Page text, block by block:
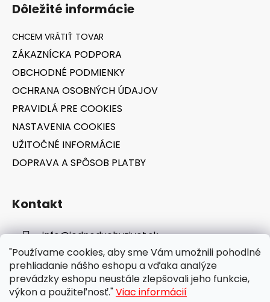
"Používame cookies, aby sme Vám umožnili pohodlné
prehliadanie nášho eshopu a vďaka analýze
prevádzky eshopu neustále zlepšovali jeho funkcie,
výkon a použiteľnosť."Viac informácií
Dôležité informácie
ZÁKAZNÍCKA PODPORA
OBCHODNÉ PODMIENKY
OCHRANA OSOBNÝCH ÚDAJOV
PRAVIDLÁ PRE COOKIES
NASTAVENIA COOKIES
UŽITOČNÉ INFORMÁCIE
DOPRAVA A SPÔSOB PLATBY
Kontakt
info@jednoduchyzivot.sk
E-shop: 0948 647 767